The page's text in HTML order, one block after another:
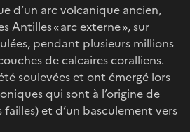
d’un arc volcanique ancien,
Antilles « arc externe », sur
pendant plusieurs millions
de calcaires coralliens.
soulevées et ont émergé lors
qui sont à l’origine de
et d’un basculement vers